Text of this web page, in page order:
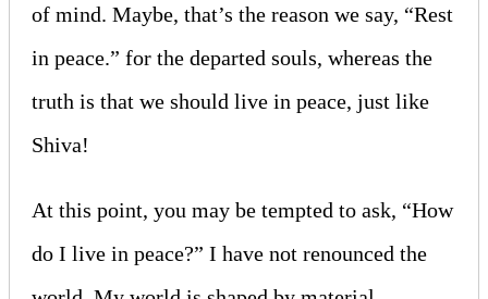
of mind. Maybe, that’s the reason we say, “Rest
in peace.” for the departed souls, whereas the
truth is that we should live in peace, just like
Shiva!
At this point, you may be tempted to ask, “How
do I live in peace?” I have not renounced the